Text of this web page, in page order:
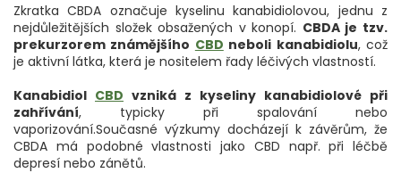
Zkratka CBDA označuje kyselinu kanabidiolovou, jednu z
nejdůležitějších složek obsažených v konopí. CBDA je tzv.
prekurzorem známějšího CBD neboli kanabidiolu, což
je aktivní látka, která je nositelem řady léčivých vlastností.
Kanabidiol CBD vzniká z kyseliny kanabidiolové při
zahřívání, typicky při spalování nebo
vaporizování.Současné výzkumy docházejí k závěrům, že
CBDA má podobné vlastnosti jako CBD např. při léčbě
depresí nebo zánětů.